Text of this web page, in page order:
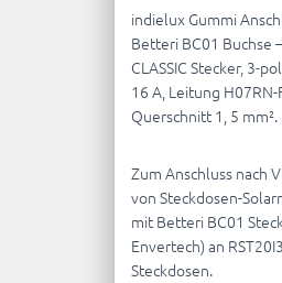
indielux Gummi
Betteri BC01 Buchse
CLASSIC Stecker, 3-
16 A, Leitung H07RN-
Querschnitt 1, 5 mm².
Zum Anschluss nach
von Steckdosen-
mit Betteri BC01
Envertech) an
Steckdosen.